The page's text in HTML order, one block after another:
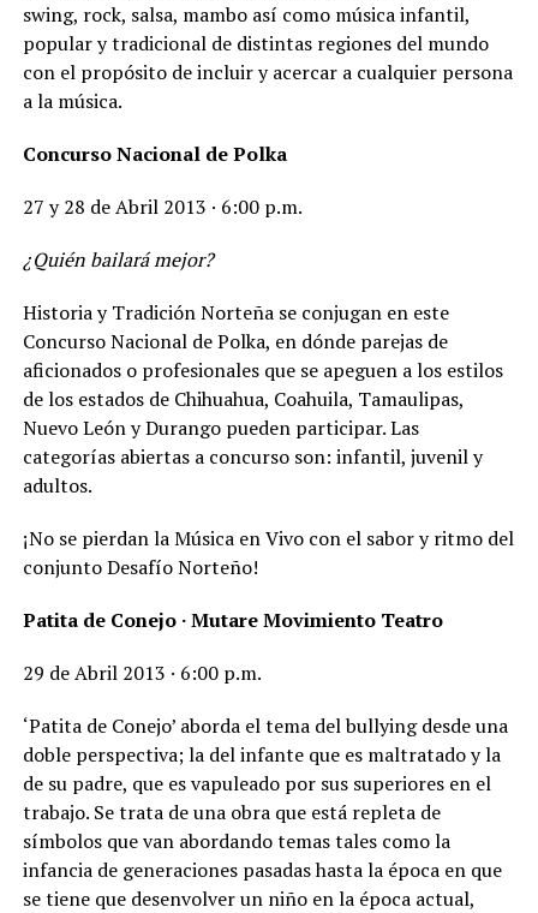
swing, rock, salsa, mambo así como música infantil,
popular y tradicional de distintas regiones del mundo
con el propósito de incluir y acercar a cualquier persona
a la música.
Concurso Nacional de Polka
27 y 28 de Abril 2013 · 6:00 p.m.
¿Quién bailará mejor?
Historia y Tradición Norteña se conjugan en este
Concurso Nacional de Polka, en dónde parejas de
aficionados o profesionales que se apeguen a los estilos
de los estados de Chihuahua, Coahuila, Tamaulipas,
Nuevo León y Durango pueden participar. Las
categorías abiertas a concurso son: infantil, juvenil y
adultos.
¡No se pierdan la Música en Vivo con el sabor y ritmo del
conjunto Desafío Norteño!
Patita de Conejo · Mutare Movimiento Teatro
29 de Abril 2013 · 6:00 p.m.
‘Patita de Conejo’ aborda el tema del bullying desde una
doble perspectiva; la del infante que es maltratado y la
de su padre, que es vapuleado por sus superiores en el
trabajo. Se trata de una obra que está repleta de
símbolos que van abordando temas tales como la
infancia de generaciones pasadas hasta la época en que
se tiene que desenvolver un niño en la época actual,